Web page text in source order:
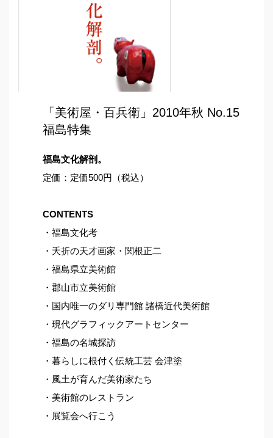
「美術屋・百兵衛」2010年秋 No.15
福島特集
福島文化解剖。
定価：定価500円（税込）
CONTENTS
・福島文化考
・夭折の天才画家・関根正二
・福島県立美術館
・郡山市立美術館
・国内唯一のダリ専門館 諸橋近代美術館
・現代グラフィックアートセンター
・福島の名城探訪
・暮らしに根付く伝統工芸 会津塗
・風土が育んだ美術家たち
・美術館のレストラン
・展覧会へ行こう